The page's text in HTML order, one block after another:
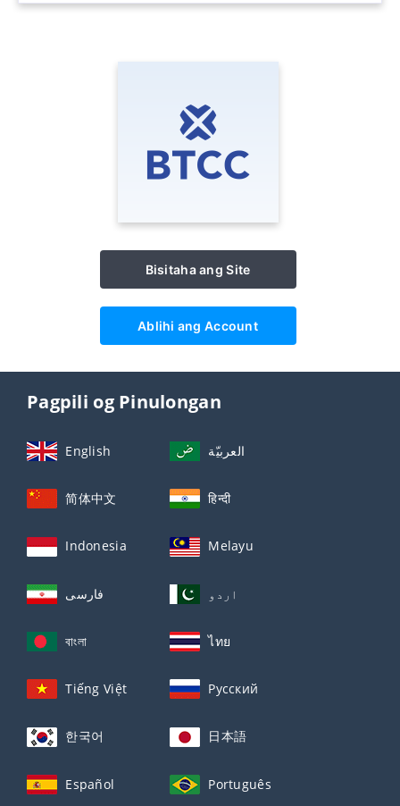
Bisitaha ang Site
Ablihi ang Account
Pagpili og Pinulongan
English العربيّة
简体中文 हिन्दी
Indonesia Melayu
فارسی اردو
বাংলা ไทย
Tiếng Việt Русский
한국어 日本語
Español Português